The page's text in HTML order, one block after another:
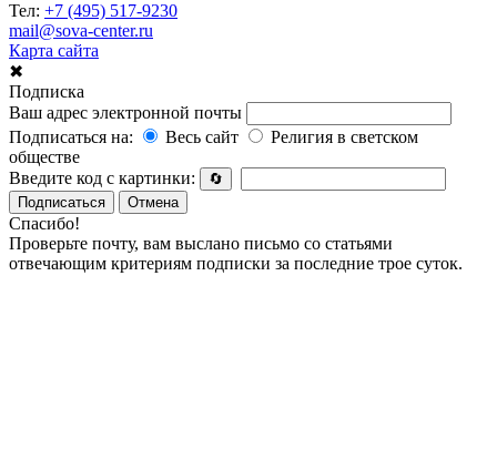
Тел: +7 (495) 517-9230
mail@sova-center.ru
Карта сайта
✖
Подписка
Ваш адрес электронной почты
Подписаться на:
Весь сайт
Религия в светском
обществе
Введите код с картинки:
🔄
Подписаться
Отмена
Спасибо!
Проверьте почту, вам выслано письмо со статьями
отвечающим критериям подписки за последние трое суток.